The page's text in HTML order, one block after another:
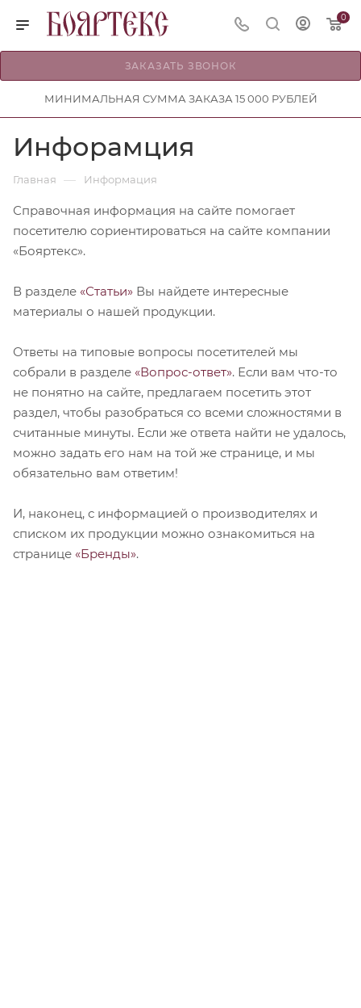
0
ЗАКАЗАТЬ ЗВОНОК
МИНИМАЛЬНАЯ СУММА ЗАКАЗА 15 000 РУБЛЕЙ
Инфорамция
Главная — Информация
Справочная информация на сайте помогает
посетителю сориентироваться на сайте компании
«Бояртекс».
В разделе «Статьи» Вы найдете интересные
материалы о нашей продукции.
Ответы на типовые вопросы посетителей мы
собрали в разделе «Вопрос-ответ». Если вам что-то
не понятно на сайте, предлагаем посетить этот
раздел, чтобы разобраться со всеми сложностями в
считанные минуты. Если же ответа найти не удалось,
можно задать его нам на той же странице, и мы
обязательно вам ответим!
И, наконец, с информацией о производителях и
списком их продукции можно ознакомиться на
странице «Бренды».